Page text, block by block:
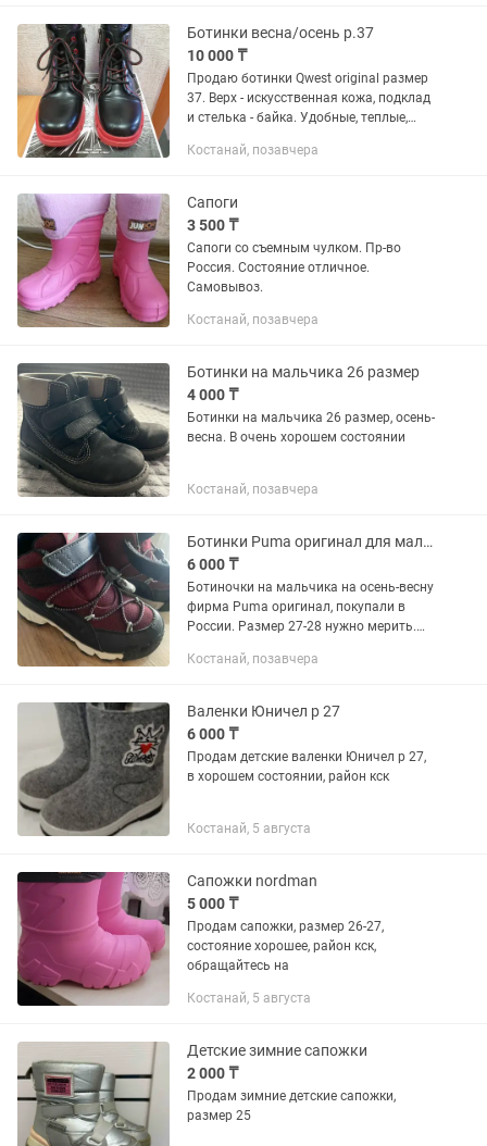
Ботинки весна/осень р.37
10 000 ₸
Продаю ботинки Qwest original размер
37. Верх - искусственная кожа, подклад
и стелька - байка. Удобные, теплые,
курьером не отправляю. Торга нет.
Костанай, позавчера
Сапоги
3 500 ₸
Сапоги со съемным чулком. Пр-во
Россия. Состояние отличное.
Самовывоз.
Костанай, позавчера
Ботинки на мальчика 26 размер
4 000 ₸
Ботинки на мальчика 26 размер, осень-
весна. В очень хорошем состоянии
Костанай, позавчера
Ботинки Puma оригинал для мальчика
6 000 ₸
Ботиночки на мальчика на осень-весну
фирма Puma оригинал, покупали в
России. Размер 27-28 нужно мерить.
Подойдут до самых заморозков. Не
Костанай, позавчера
Валенки Юничел р 27
6 000 ₸
Продам детские валенки Юничел р 27,
в хорошем состоянии, район кск
Костанай, 5 августа
Сапожки nordman
5 000 ₸
Продам сапожки, размер 26-27,
состояние хорошее, район кск,
обращайтесь на
Костанай, 5 августа
Детские зимние сапожки
2 000 ₸
Продам зимние детские сапожки,
размер 25